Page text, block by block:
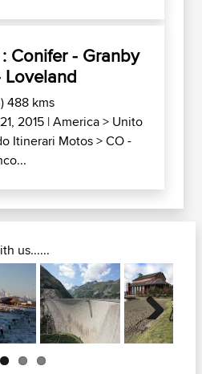
Conifer - Granby
Loveland
488 kms
2015 |America> Unito
Itinerari Motos>CO -
us......
Next